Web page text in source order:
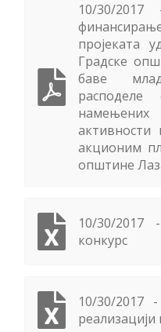
10/30/
пројеката
Градске
баве
расподеле
активности
акционим
општине
10/30/2017
конкурс
10/30/2017
реализацији